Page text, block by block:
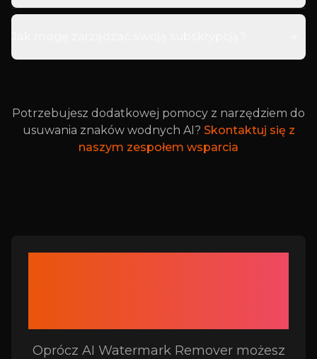
Potrzebujesz dodatkowej pomocy z narzędziem do
usuwania znaków wodnych AI? Skontaktuj się z
naszym zespołem wsparcia
Oprócz AI Watermark Remover możesz